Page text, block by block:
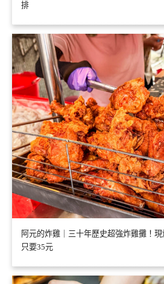
排
阿元的炸雞｜三十年歷史超強炸雞攤！
只要35元